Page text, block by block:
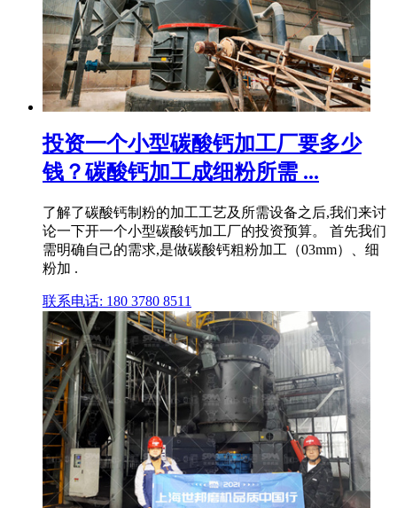
投资一个小型碳酸钙加工厂要多少
钱？碳酸钙加工成细粉所需 ...
了解了碳酸钙制粉的加工工艺及所需设备之后,我们来讨
论一下开一个小型碳酸钙加工厂的投资预算。 首先我们
需明确自己的需求,是做碳酸钙粗粉加工（03mm）、细
粉加 .
联系电话: 180 3780 8511